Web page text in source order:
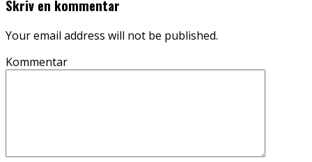
Skriv en kommentar
Your email address will not be published.
Kommentar